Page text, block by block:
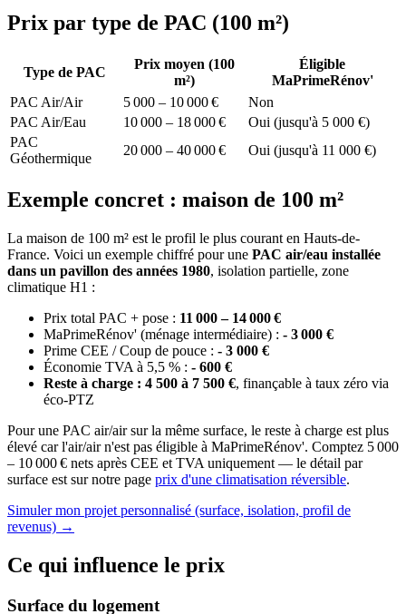
Prix par type de PAC (100 m²)
Type de PAC
Prix moyen (100
m²)
Éligible
MaPrimeRénov'
PAC Air/Air
5 000 – 10 000 €
Non
PAC Air/Eau
10 000 – 18 000 €
Oui (jusqu'à 5 000 €)
PAC
Géothermique
20 000 – 40 000 € Oui (jusqu'à 11 000 €)
Exemple concret : maison de 100 m²
La maison de 100 m² est le profil le plus courant en Hauts-de-
France. Voici un exemple chiffré pour une PAC air/eau installée
dans un pavillon des années 1980, isolation partielle, zone
climatique H1 :
Prix total PAC + pose : 11 000 – 14 000 €
MaPrimeRénov' (ménage intermédiaire) : - 3 000 €
Prime CEE / Coup de pouce : - 3 000 €
Économie TVA à 5,5 % : - 600 €
Reste à charge : 4 500 à 7 500 €, finançable à taux zéro via
éco-PTZ
Pour une PAC air/air sur la même surface, le reste à charge est plus
élevé car l'air/air n'est pas éligible à MaPrimeRénov'. Comptez 5 000
– 10 000 € nets après CEE et TVA uniquement — le détail par
surface est sur notre page prix d'une climatisation réversible.
Simuler mon projet personnalisé (surface, isolation, profil de
revenus) →
Ce qui influence le prix
Surface du logement